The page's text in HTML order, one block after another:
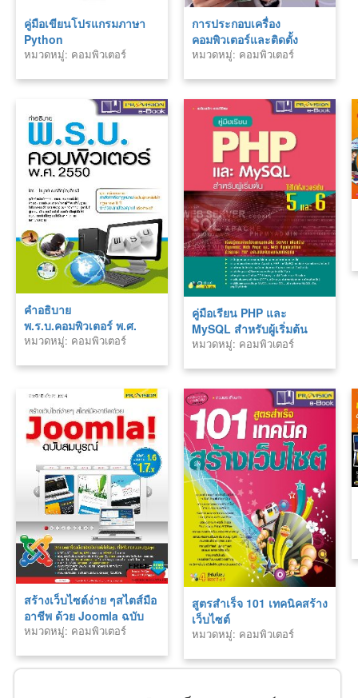
คู่มือเขียนโปรแกรมภาษา
Python
หมวดหมู่: คอมพิวเตอร์
การประกอบเครื่อง
คอมพิวเตอร์และติดตั้ง
ซอฟต์แวร์
หมวดหมู่: คอมพิวเตอร์
คำอธิบาย
พ.ร.บ.คอมพิวเตอร์ พ.ศ.
2550
หมวดหมู่: คอมพิวเตอร์
คู่มือเรียน PHP และ
MySQL สำหรับผู้เริ่มต้น
หมวดหมู่: คอมพิวเตอร์
สร้างเว็บไซต์ง่าย ๆสไตส์มือ
อาชีพ ด้วย Joomla ฉบับ
สมบูรณ์
หมวดหมู่: คอมพิวเตอร์
สูตรสำเร็จ 101 เทคนิคสร้าง
เว็บไซต์
หมวดหมู่: คอมพิวเตอร์